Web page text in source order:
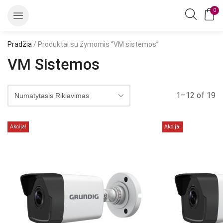
0
Pradžia / Produktai su žymomis “VM sistemos”
VM Sistemos
1–12 of 19
Akcija! Akcija!